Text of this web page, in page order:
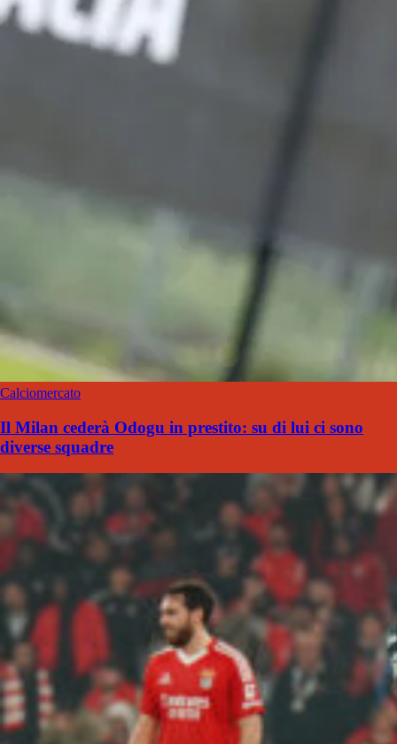
Calciomercato
Il Milan cederà Odogu in prestito: su di lui ci sono
diverse squadre